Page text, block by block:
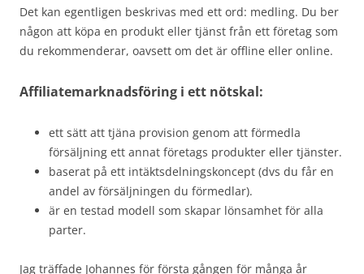
Det kan egentligen beskrivas med ett ord: medling. Du ber
någon att köpa en produkt eller tjänst från ett företag som
du rekommenderar, oavsett om det är offline eller online.
Affiliatemarknadsföring i ett nötskal:
ett sätt att tjäna provision genom att förmedla
försäljning ett annat företags produkter eller tjänster.
baserat på ett intäktsdelningskoncept (dvs du får en
andel av försäljningen du förmedlar).
är en testad modell som skapar lönsamhet för alla
parter.
Jag träffade Johannes för första gången för många år